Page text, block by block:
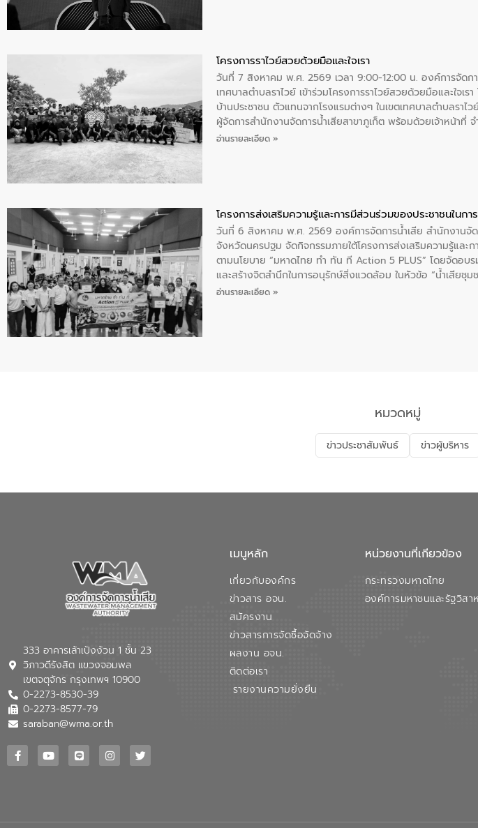
โครงการราไวย์สวยด้วยมือและใจเรา
วันที่ 7 สิงหาคม พ.ศ. 2569 เวลา 9:00-12:00 น. องค์การจัดก
เทศบาลตำบลราไวย์ เข้าร่วมโครงการราไวย์สวยด้วยมือและใจ
บ้านประชาชน ตัวแทนจากโรงแรมต่างๆ ในเขตเทศบาลตำบลร
ผู้จัดการสำนักงานจัดการน้ำเสียสาขาภูเก็ต พร้อมด้วยเจ้าหน้า
บริเวณแหลมพรหมเทพ หมู่ที่ 6 ตำบลราไวย์ อำเภอเมือง จังหวัด
อ่านรายละเอียด »
โครงการส่งเสริมความรู้และการมีส่วนร่วมของประชาชนในก
วันที่ 6 สิงหาคม พ.ศ. 2569 องค์การจัดการน้ำเสีย สำนักงานจั
จังหวัดนครปฐม จัดกิจกรรมภายใต้โครงการส่งเสริมความรู้แล
ตามนโยบาย “มหาดไทย ทำ ทัน ที Action 5 PLUS” โดยจัดอบร
และสร้างจิตสำนึกในการอนุรักษ์สิ่งแวดล้อม ในหัวข้อ “น้ำเสียชุม
ของน้ำเสีย แนวทางการลดการเกิดน้ำเสียจากแหล่งกำเนิด การ
อ่านรายละเอียด »
หมวดหมู่
ข่าวประชาสัมพันธ์ ข่าวผู้บริหาร
333 อาคารเล้าเป้งง้วน 1 ชั้น 23
วิภาวดีรังสิต แขวงจอมพล
เขตจตุจักร กรุงเทพฯ 10900
0-2273-8530-39
0-2273-8577-79
saraban@wma.or.th
เมนูหลัก
เกี่ยวกับองค์กร
ข่าวสาร อจน.
สมัครงาน
ข่าวสารการจัดซื้อจัดจ้าง
ผลงาน อจน.
ติดต่อเรา
รายงานความยั่งยืน
หน่วยงานที่เกียวข้อง
กระทรวงมหาดไทย
องค์การมหาชนและรัฐวิสา